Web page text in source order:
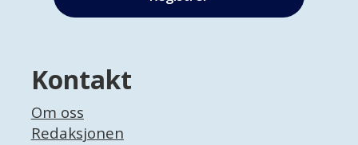
Kontakt
Om oss
Redaksjonen